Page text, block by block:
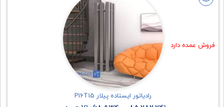
فروش عمده دارد
رادیاتور ایستاده پیلار P16T15